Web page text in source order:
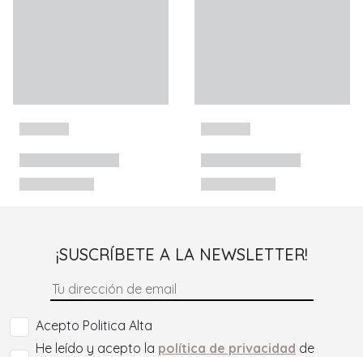
¡SUSCRÍBETE A LA NEWSLETTER!
Acepto Politica Alta
He leído y acepto la política de privacidad de